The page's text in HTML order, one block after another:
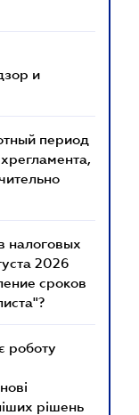
и
период
налоговых
2026
сроков
роботу
рішень